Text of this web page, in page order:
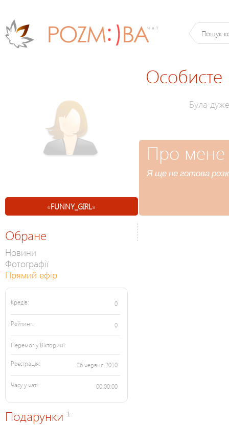
«FUNNY_GIRL»
Особисте
Була
Про мене
Я ще не готова
Обране
Новини
Фотографії
Прямий ефір
Кредів: 0
Рейтинг: 0
Перемог у Вікторині:
Реєстрація: 26 червня 2010
Часу у чаті: 00:00:00
Подарунки 1